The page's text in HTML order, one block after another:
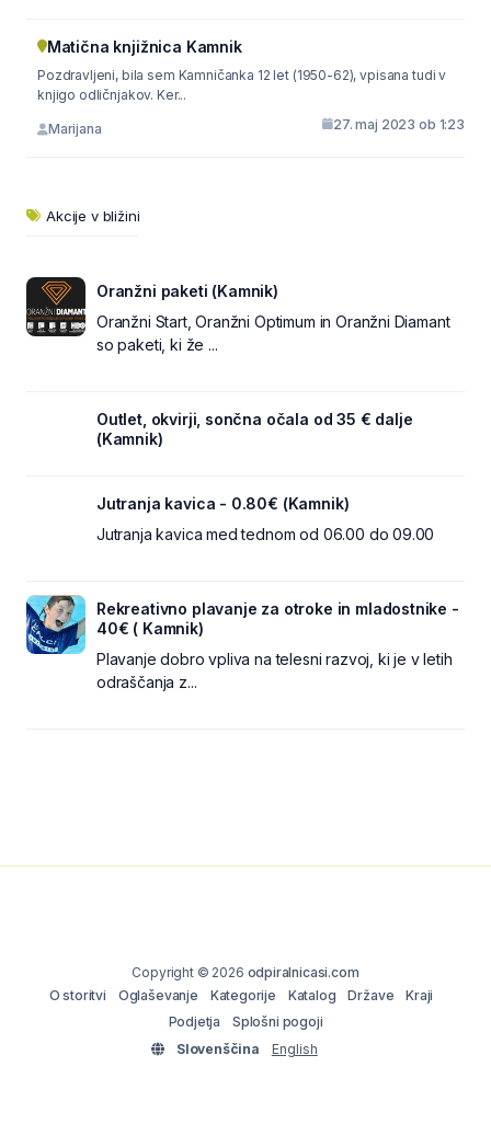
Matična knjižnica Kamnik
Pozdravljeni, bila sem Kamničanka 12 let (1950-62), vpisana tudi v
knjigo odličnjakov. Ker...
Marijana 27. maj 2023 ob 1:23
Akcije v bližini
Oranžni paketi (Kamnik)
Oranžni Start, Oranžni Optimum in Oranžni Diamant
so paketi, ki že ...
Outlet, okvirji, sončna očala od 35 € dalje
(Kamnik)
Jutranja kavica - 0.80€ (Kamnik)
Jutranja kavica med tednom od 06.00 do 09.00
Rekreativno plavanje za otroke in mladostnike -
40€ ( Kamnik)
Plavanje dobro vpliva na telesni razvoj, ki je v letih
odraščanja z...
Copyright © 2026 odpiralnicasi.com
O storitvi
Oglaševanje Kategorije Katalog Države
Kraji
Podjetja
Splošni pogoji
Slovenščina
English